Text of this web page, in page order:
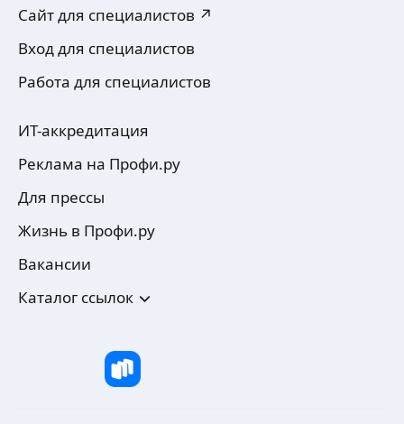
Сайт для специалистов ↗
Вход для специалистов
Работа для специалистов
ИТ-аккредитация
Реклама на Профи.ру
Для прессы
Жизнь в Профи.ру
Вакансии
Каталог ссылок